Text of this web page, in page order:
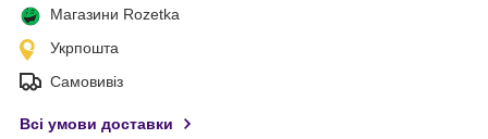
Магазини Rozetka
Укрпошта
Самовивіз
Всі умови доставки